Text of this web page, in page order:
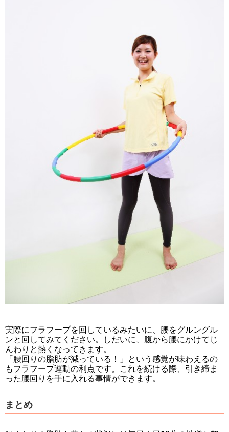
実際にフラフープを回しているみたいに、腰をグルングル
ンと回してみてください。しだいに、腹から腰にかけてじ
んわりと熱くなってきます。
「腰回りの脂肪が減っている！」という感覚が味わえるの
もフラフープ運動の利点です。これを続ける際、引き締ま
った腰回りを手に入れる事情ができます。
まとめ